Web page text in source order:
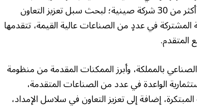
عقده المركز مع وفد صيني رفيع المستوى يضم قادة أكثر من 30 شركة صينية؛ لبحث سبل تعزيز التعاون
في عددٍ من الصناعات عالية القيمة، تتقدمها
المتقدم.
بالمملكة، وأبرز الممكنات المقدمة من منظومة
الواعدة في عدد من الصناعات المتقدمة،
إضافة إلى تعزيز التعاون في سلاسل الإمداد،